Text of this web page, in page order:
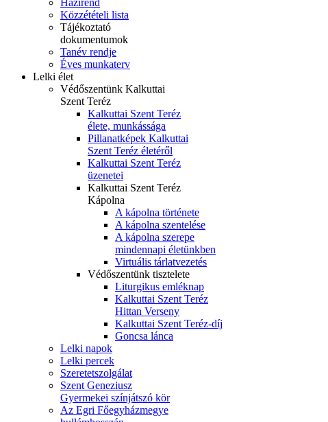
Közzétételi lista
Tájékoztató
dokumentumok
Tanév rendje
Éves munkaterv
Lelki élet
Védőszentünk Kalkuttai
Szent Teréz
Kalkuttai Szent Teréz
élete, munkássága
Pillanatképek Kalkuttai
Szent Teréz életéről
Kalkuttai Szent Teréz
üzenetei
Kalkuttai Szent Teréz
Kápolna
A kápolna története
A kápolna szentelése
A kápolna szerepe
mindennapi életünkben
Virtuális tárlatvezetés
Védőszentünk tisztelete
Liturgikus emléknap
Kalkuttai Szent Teréz
Hittan Verseny
Kalkuttai Szent Teréz-díj
Goncsa lánca
Lelki napok
Lelki percek
Szeretetszolgálat
Szent Geneziusz
Gyermekei színjátszó kör
Az Egri Főegyházmegye